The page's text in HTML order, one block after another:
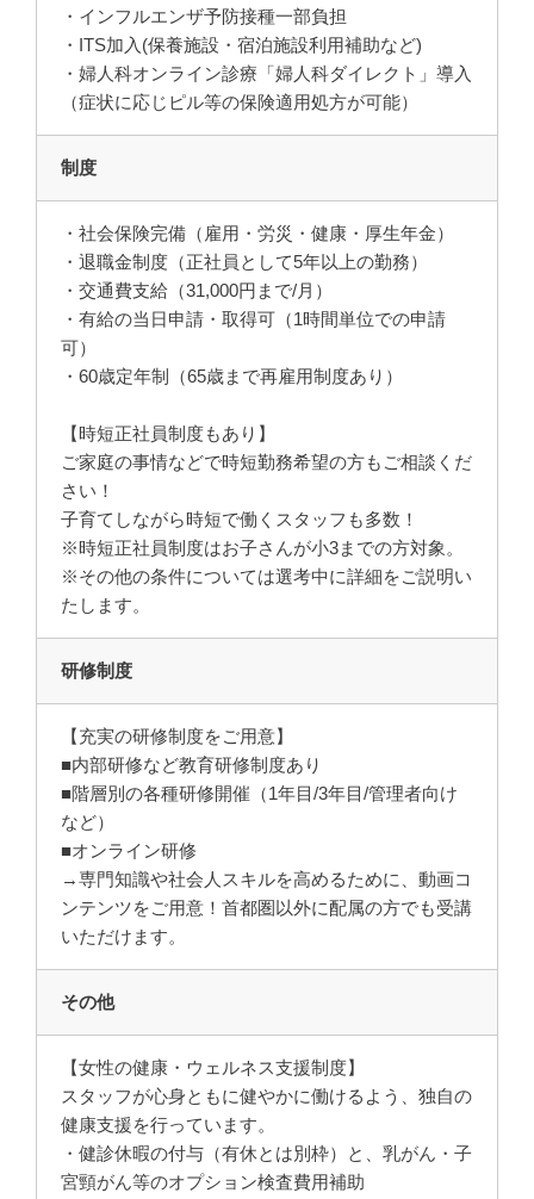
・インフルエンザ予防接種一部負担
・ITS加入(保養施設・宿泊施設利用補助など)
・婦人科オンライン診療「婦人科ダイレクト」導入
（症状に応じピル等の保険適用処方が可能）
制度
・社会保険完備（雇用・労災・健康・厚生年金）
・退職金制度（正社員として5年以上の勤務）
・交通費支給（31,000円まで/月）
・有給の当日申請・取得可（1時間単位での申請
可）
・60歳定年制（65歳まで再雇用制度あり）
【時短正社員制度もあり】
ご家庭の事情などで時短勤務希望の方もご相談くだ
さい！
子育てしながら時短で働くスタッフも多数！
※時短正社員制度はお子さんが小3までの方対象。
※その他の条件については選考中に詳細をご説明い
たします。
研修制度
【充実の研修制度をご用意】
■内部研修など教育研修制度あり
■階層別の各種研修開催（1年目/3年目/管理者向け
など）
■オンライン研修
→専門知識や社会人スキルを高めるために、動画コ
ンテンツをご用意！首都圏以外に配属の方でも受講
いただけます。
その他
【女性の健康・ウェルネス支援制度】
スタッフが心身ともに健やかに働けるよう、独自の
健康支援を行っています。
・健診休暇の付与（有休とは別枠）と、乳がん・子
宮頸がん等のオプション検査費用補助